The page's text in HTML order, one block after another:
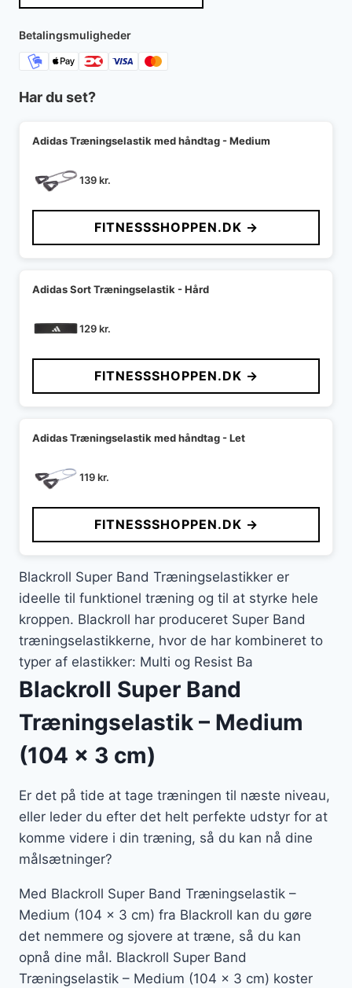
Betalingsmuligheder
Har du set?
Adidas Træningselastik med håndtag - Medium
139kr.
FITNESSSHOPPEN.DK →
Adidas Sort Træningselastik - Hård
129kr.
FITNESSSHOPPEN.DK →
Adidas Træningselastik med håndtag - Let
119kr.
FITNESSSHOPPEN.DK →
Blackroll Super Band Træningselastikker er
ideelle til funktionel træning og til at styrke hele
kroppen. Blackroll har produceret Super Band
træningselastikkerne, hvor de har kombineret to
typer af elastikker: Multi og Resist Ba
Blackroll Super Band
Træningselastik – Medium
(104 x 3 cm)
Er det på tide at tage træningen til næste niveau,
eller leder du efter det helt perfekte udstyr for at
komme videre i din træning, så du kan nå dine
målsætninger?
Med Blackroll Super Band Træningselastik –
Medium (104 x 3 cm) fra Blackroll kan du gøre
det nemmere og sjovere at træne, så du kan
opnå dine mål. Blackroll Super Band
Træningselastik – Medium (104 x 3 cm) koster